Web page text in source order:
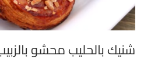
شنيك بالحليب محشو